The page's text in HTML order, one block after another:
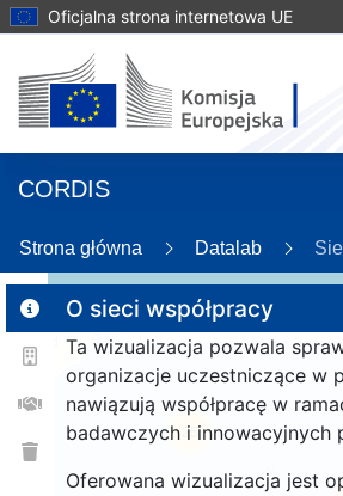
Oficjalna strona internetowa UE
CORDIS
Strona główna Datalab
O sieci współpracy
Ta wizualizacja pozwala
organizacje uczestniczące w
nawiązują współpracę w
badawczych i innowacyjnych
Oferowana wizualizacja jest
25